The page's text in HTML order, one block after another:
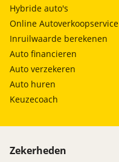
Hybride auto's
Online Autoverkoopservice
Inruilwaarde berekenen
Auto financieren
Auto verzekeren
Auto huren
Keuzecoach
Zekerheden